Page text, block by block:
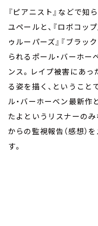
『ピアニスト』などで知
ユペールと、『ロボコッ
ゥルーパーズ』『ブラ
られるポール・バーホ
ンス。レイプ被害にあ
る姿を描く、ということ
ル・バーホーベン最新作
たよというリスナーの
からの監視報告（感想）
す。